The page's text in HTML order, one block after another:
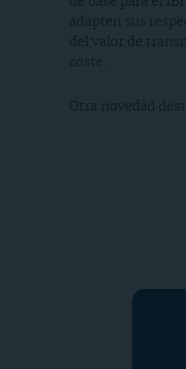
adapten sus
del valor de
coste.
Otra novedad